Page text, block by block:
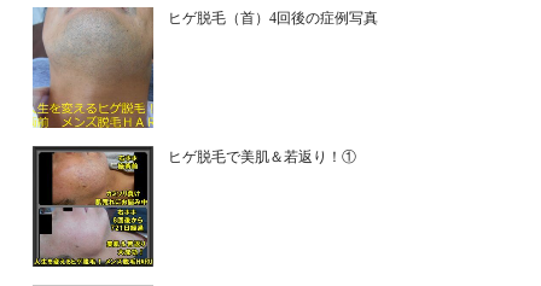
ヒゲ脱毛（首）4回後の症例写真
ヒゲ脱毛で美肌＆若返り！①